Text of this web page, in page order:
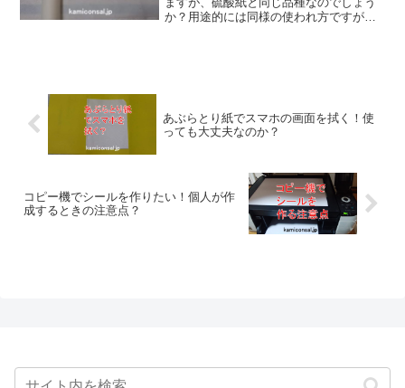
か？用途的には同様の使われ方ですが製
あぶらとり紙でスマホの画面を拭く！使
っても大丈夫なのか？
コピー機でシールを作りたい！個人が作
成するときの注意点？